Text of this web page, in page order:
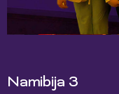
Namibija 3